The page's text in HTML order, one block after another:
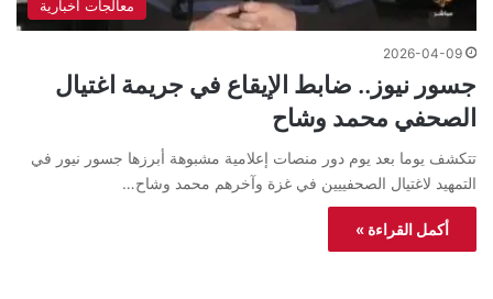
معالجات اخبارية
2026-04-09
جسور نيوز.. ضابط الإيقاع في جريمة اغتيال
الصحفي محمد وشاح
تتكشف يوما بعد يوم دور منصات إعلامية مشبوهة أبرزها جسور نيور في
التمهيد لاغتيال الصحفييين في غزة وآخرهم محمد وشاح…
أكمل القراءة »